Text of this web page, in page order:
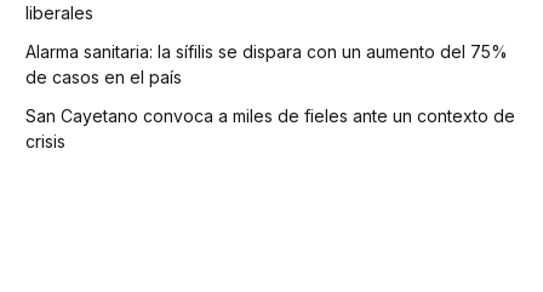
liberales
Alarma sanitaria: la sífilis se dispara con un aumento del 75%
de casos en el país
San Cayetano convoca a miles de fieles ante un contexto de
crisis